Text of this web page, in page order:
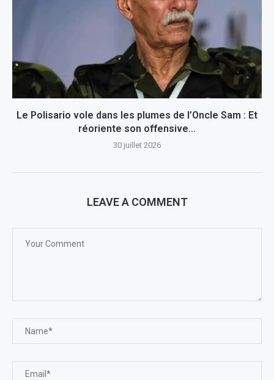
Le Polisario vole dans les plumes de l’Oncle Sam : Et
réoriente son offensive...
30 juillet 2026
LEAVE A COMMENT